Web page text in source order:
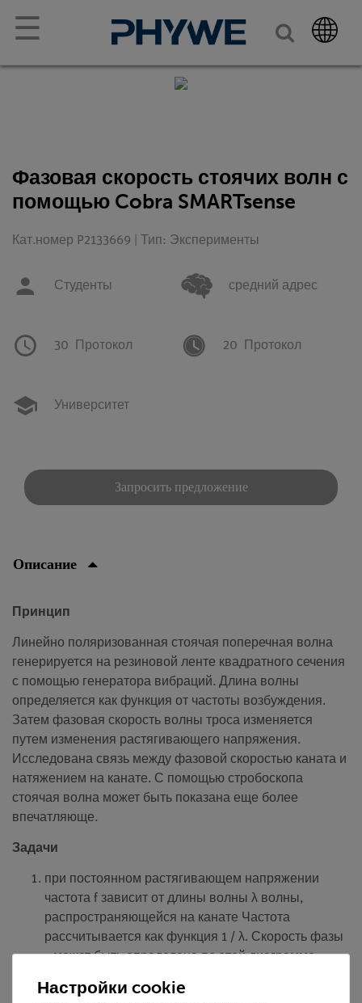
☰
Фазовая скорость стоячих волн с
помощью Cobra SMARTsense
Кат.номер P2133669 | Тип: Эксперименты
Студенты средний адрес
30 Протокол 20 Протокол
Университет
Запросить предложение
Описание
Принцип
Линейно поляризованная стоячая поперечная волна
генерируется на резиновой ленте квадратного сечения
с помощью генератора вибраций. Длина волны
определяется как функция от частоты возбуждения.
Затем фазовая скорость волны троса изменяется
путем изменения растягивающего напряжения.
Исследована связь между фазовой скоростью каната и
натяжением на канате. С помощью стробоскопа
стоячая волна может быть показана еще более
впечатляюще.
Задачи
при постоянном растягивающем напряжении
частота f зависит от длины волны λ волны,
распространяющейся на канате Частота
рассчитывается как функция 1 / λ. Скорость фазы
c может быть определена по этой диаграмме.
от растягивающего напряжения каната. Скорость
Настройки cookie